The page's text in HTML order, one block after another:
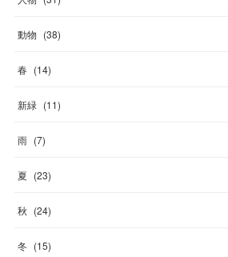
動物 (38)
春 (14)
新緑 (11)
雨 (7)
夏 (23)
秋 (24)
冬 (15)